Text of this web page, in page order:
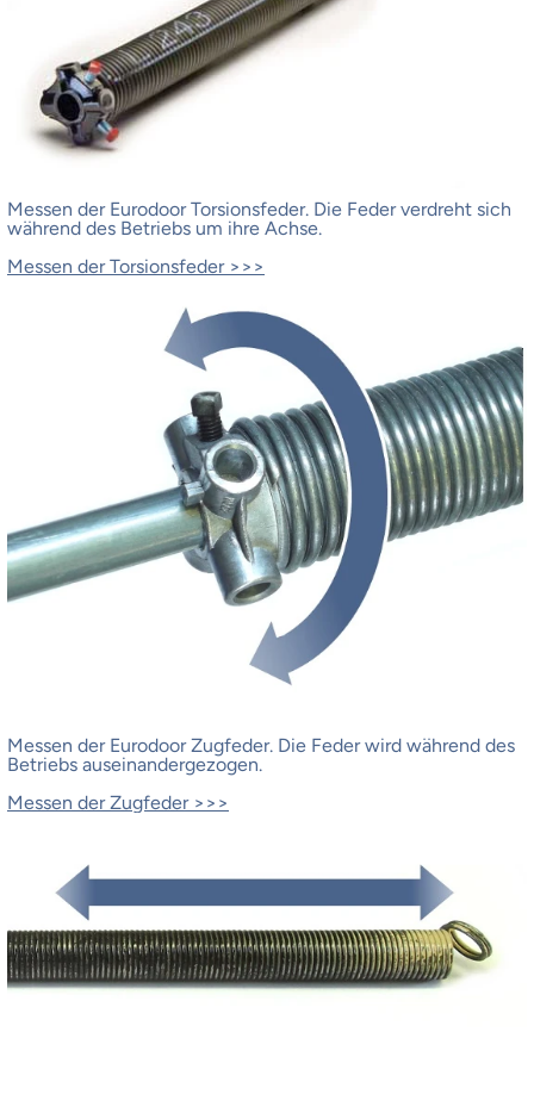
Messen der Eurodoor Torsionsfeder. Die Feder verdreht sich
während des Betriebs um ihre Achse.
Messen der Torsionsfeder >>>
Messen der Eurodoor Zugfeder. Die Feder wird während des
Betriebs auseinandergezogen.
Messen der Zugfeder >>>